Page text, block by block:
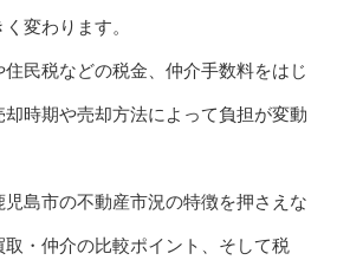
変わります。
民税などの税金、仲介手数料をはじ
時期や売却方法によって負担が変動
島市の不動産市況の特徴を押さえな
・仲介の比較ポイント、そして税